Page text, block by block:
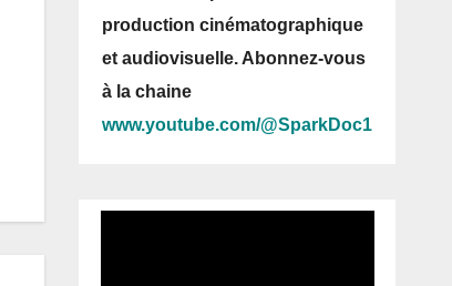
production cinématographique
et audiovisuelle. Abonnez-vous
à la chaine
www.youtube.com/@SparkDoc1